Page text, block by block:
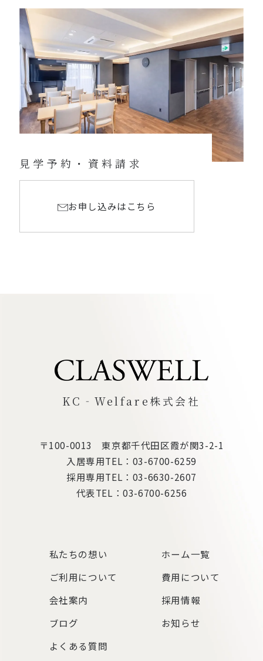
見学予約・資料請求
お申し込みはこちら
KC‐Welfare株式会社
〒100-0013 東京都千代田区霞が関3-2-1
入居専用TEL： 03-6700-6259
採用専用TEL： 03-6630-2607
代表TEL：03-6700-6256
私たちの想い
ホーム一覧
ご利用について
費用について
会社案内
採用情報
ブログ
お知らせ
よくある質問